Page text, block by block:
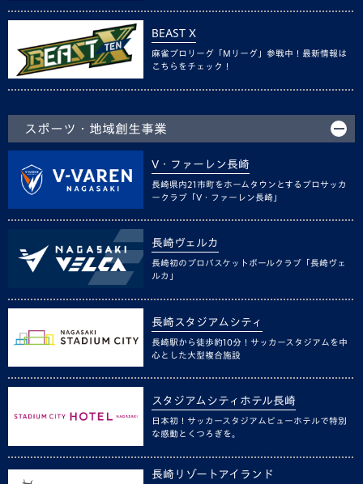
BEAST X
麻雀プロリーグ「Mリーグ」参戦中！最新情報は
こちらをチェック！
スポーツ・地域創生事業
V・ファーレン長崎
長崎県内21市町をホームタウンとするプロサッカ
ークラブ「V・ファーレン長崎」
長崎ヴェルカ
長崎初のプロバスケットボールクラブ「長崎ヴェ
ルカ」
長崎スタジアムシティ
長崎駅から徒歩約10分！サッカースタジアムを中
心とした大型複合施設
スタジアムシティホテル長崎
日本初！サッカースタジアムビューホテルで特別
な感動とくつろぎを。
長崎リゾートアイランド